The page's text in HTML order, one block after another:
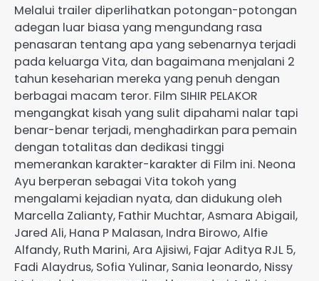
Melalui trailer diperlihatkan potongan-potongan
adegan luar biasa yang mengundang rasa
penasaran tentang apa yang sebenarnya terjadi
pada keluarga Vita, dan bagaimana menjalani 2
tahun keseharian mereka yang penuh dengan
berbagai macam teror. Film SIHIR PELAKOR
mengangkat kisah yang sulit dipahami nalar tapi
benar-benar terjadi, menghadirkan para pemain
dengan totalitas dan dedikasi tinggi
memerankan karakter-karakter di Film ini. Neona
Ayu berperan sebagai Vita tokoh yang
mengalami kejadian nyata, dan didukung oleh
Marcella Zalianty, Fathir Muchtar, Asmara Abigail,
Jared Ali, Hana P Malasan, Indra Birowo, Alfie
Alfandy, Ruth Marini, Ara Ajisiwi, Fajar Aditya RJL 5,
Fadi Alaydrus, Sofia Yulinar, Sania leonardo, Nissy